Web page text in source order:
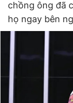
Hotline
0906 645 777
chồng ông đã
họ ngay bên